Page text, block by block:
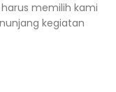
memilih kami
kegiatan